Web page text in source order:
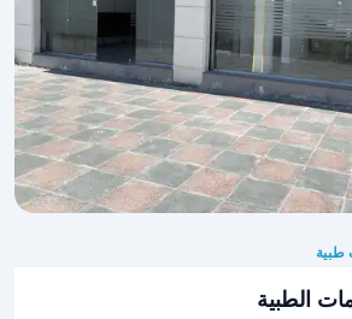
طبية
الطبية